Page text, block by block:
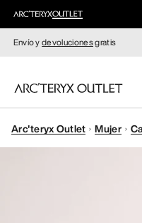
Envío ydevolucionesgratis
MUJERE
Arc'teryx Outlet Mujer